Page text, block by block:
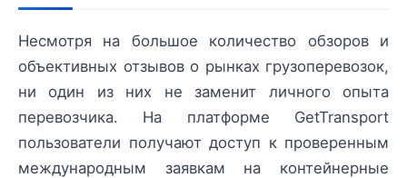
Несмотря на большое количество обзоров и
объективных отзывов о рынках грузоперевозок,
ни один из них не заменит личного опыта
перевозчика. На платформе GetTransport
пользователи получают доступ к проверенным
международным заявкам на контейнерные